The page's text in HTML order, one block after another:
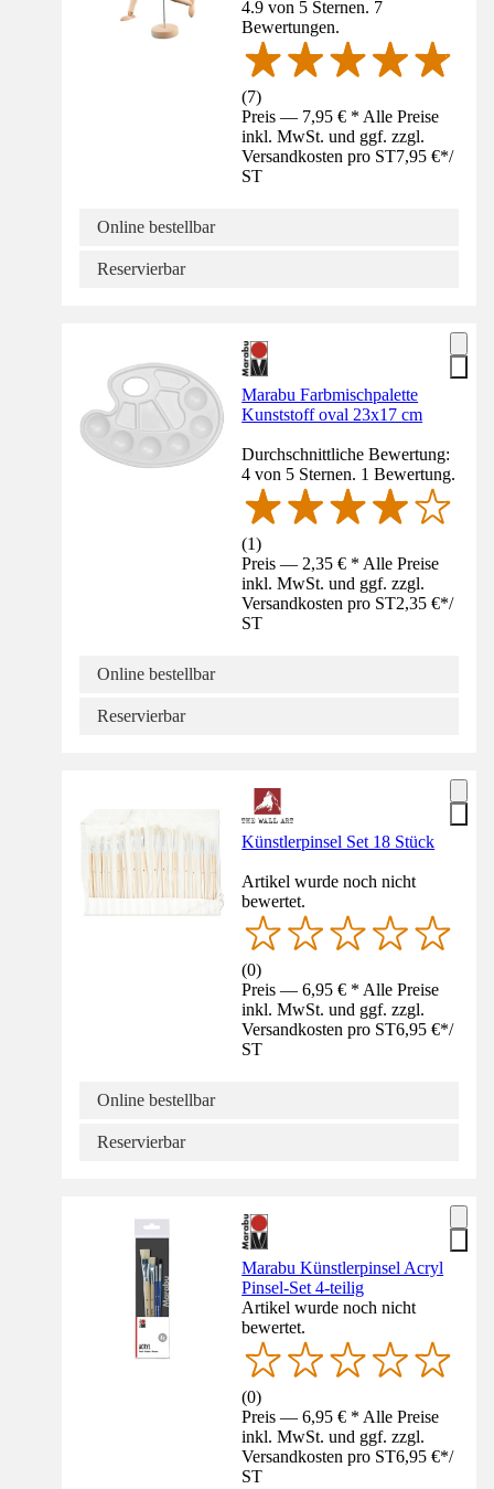
4.9 von 5 Sternen. 7
Bewertungen.
(7)
Preis — 7,95 € * Alle Preise
inkl. MwSt. und ggf. zzgl.
Versandkosten pro ST7,95 €*/
ST
Online bestellbar
Reservierbar
Marabu Farbmischpalette
Kunststoff oval 23x17 cm
Durchschnittliche Bewertung:
4 von 5 Sternen. 1 Bewertung.
(1)
Preis — 2,35 € * Alle Preise
inkl. MwSt. und ggf. zzgl.
Versandkosten pro ST2,35 €*/
ST
Online bestellbar
Reservierbar
Künstlerpinsel Set 18 Stück
Artikel wurde noch nicht
bewertet.
(0)
Preis — 6,95 € * Alle Preise
inkl. MwSt. und ggf. zzgl.
Versandkosten pro ST6,95 €*/
ST
Online bestellbar
Reservierbar
Marabu Künstlerpinsel Acryl
Pinsel-Set 4-teilig
Artikel wurde noch nicht
bewertet.
(0)
Preis — 6,95 € * Alle Preise
inkl. MwSt. und ggf. zzgl.
Versandkosten pro ST6,95 €*/
ST